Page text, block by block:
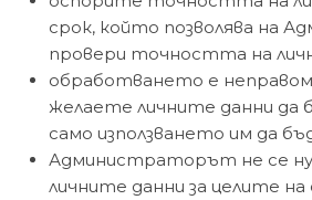
срок, който позволява на
провери точността на
обработването е
желаете личните данни да
само използването им да
Администраторът не се
личните данни за целите